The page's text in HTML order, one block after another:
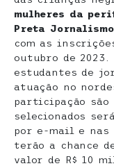
mulheres da
Preta Jornalismo
com as
outubro de
estudantes de
atuação no
participação
selecionados
por e-mail e nas
terão a chance
valor de R$ 10